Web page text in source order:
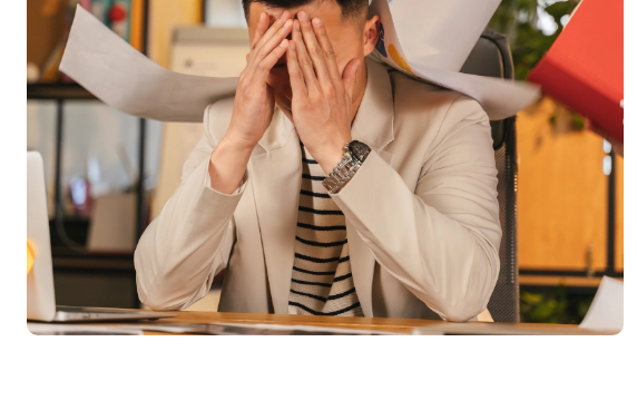
Marzo
Febrero
Claves para proteger la barrera
intestinal
Acupuntura y drogadicción
Enero y febrero, meses clave para
reforzar el sistema inmunológico de
forma natural
La eficacia del yoga en el síndrome del
intestino irritable: una revisión
sistemática
Cofenat consolida la implantación de
su Código de Buenas Prácticas en
España y refuerza el diálogo